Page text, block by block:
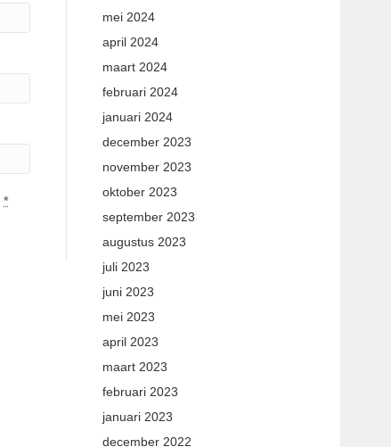
*
mei 2024
april 2024
maart 2024
februari 2024
januari 2024
december 2023
november 2023
oktober 2023
september 2023
augustus 2023
juli 2023
juni 2023
mei 2023
april 2023
maart 2023
februari 2023
januari 2023
december 2022